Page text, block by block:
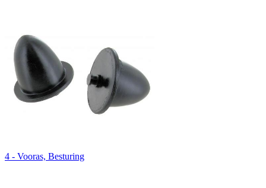
4 - Vooras, Besturing